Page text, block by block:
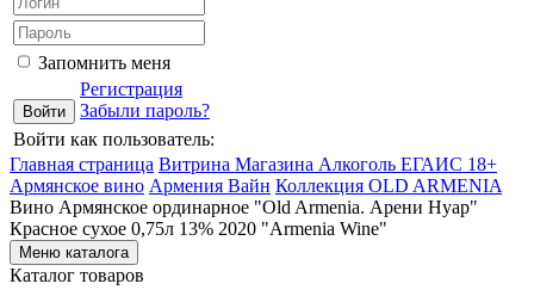
Запомнить меня
Регистрация
Забыли пароль?
Войти как пользователь:
Главная страница Витрина Магазина Алкоголь ЕГАИС 18+
Армянское вино Армения Вайн Коллекция OLD ARMENIA
Вино Армянское ординарное "Old Armenia. Арени Нуар"
Красное сухое 0,75л 13% 2020 "Armenia Wine"
Меню каталога
Каталог товаров